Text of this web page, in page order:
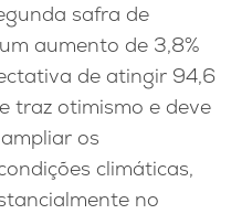
safra de
aumento de 3,8%
de atingir 94,6
traz otimismo e deve
os
climáticas,
no